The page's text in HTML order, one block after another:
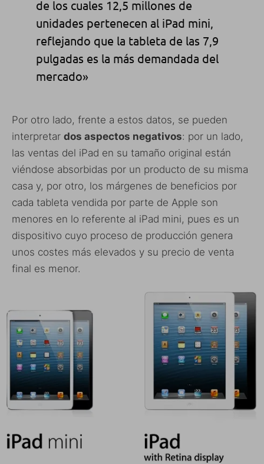
de los cuales 12,5 millones de
unidades pertenecen al iPad mini,
reflejando que la tableta de las 7,9
pulgadas es la más demandada del
mercado»
Por otro lado, frente a estos datos, se pueden
interpretar dos aspectos negativos: por un lado,
las ventas del iPad en su tamaño original están
viéndose absorbidas por un producto de su misma
casa y, por otro, los márgenes de beneficios por
cada tableta vendida por parte de Apple son
menores en lo referente al iPad mini, pues es un
dispositivo cuyo proceso de producción genera
unos costes más elevados y su precio de venta
final es menor.